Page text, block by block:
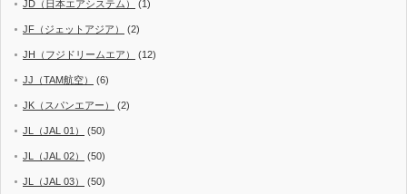
JD（日本エアシステム） (1)
JF（ジェットアジア） (2)
JH（フジドリームエア） (12)
JJ（TAM航空） (6)
JK（スパンエアー） (2)
JL（JAL 01） (50)
JL（JAL 02） (50)
JL（JAL 03） (50)